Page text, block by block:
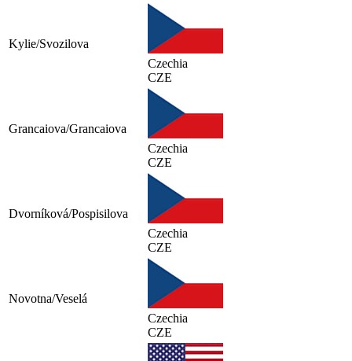
Kylie/Svozilova
Czechia
CZE
Grancaiova/Grancaiova
Czechia
CZE
Dvorníková/Pospisilova
Czechia
CZE
Novotna/Veselá
Czechia
CZE